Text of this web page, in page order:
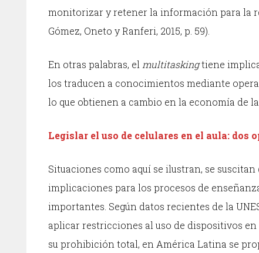
monitorizar y retener la información para la
Gómez, Oneto y Ranferi, 2015, p. 59).
En otras palabras, el multitaskingtiene
los traducen a conocimientos mediante
lo que obtienen a cambio en la economía de
Legislar el uso de celulares en el aula: dos
Situaciones como aquí se ilustran, se
implicaciones para los procesos de
importantes. Según datos recientes de la
aplicar restricciones al uso de dispositivos
su prohibición total, en América Latina se